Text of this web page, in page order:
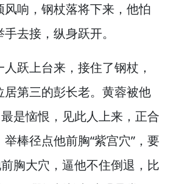
响， 钢杖落将下来， 他怕
去接， 纵身跃开。
人跃上台来， 接住了钢杖，
第三的彭长老。 黄蓉被他
最是恼恨， 见此人上来， 正合
举棒径点他前胸“紫宫穴”， 要
胸大穴， 逼他不住倒退， 比